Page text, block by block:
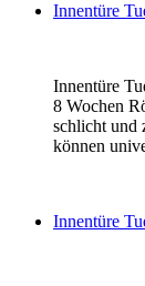
Innentüre
Innentüre
8 Wochen
schlicht und
können
Innentüre